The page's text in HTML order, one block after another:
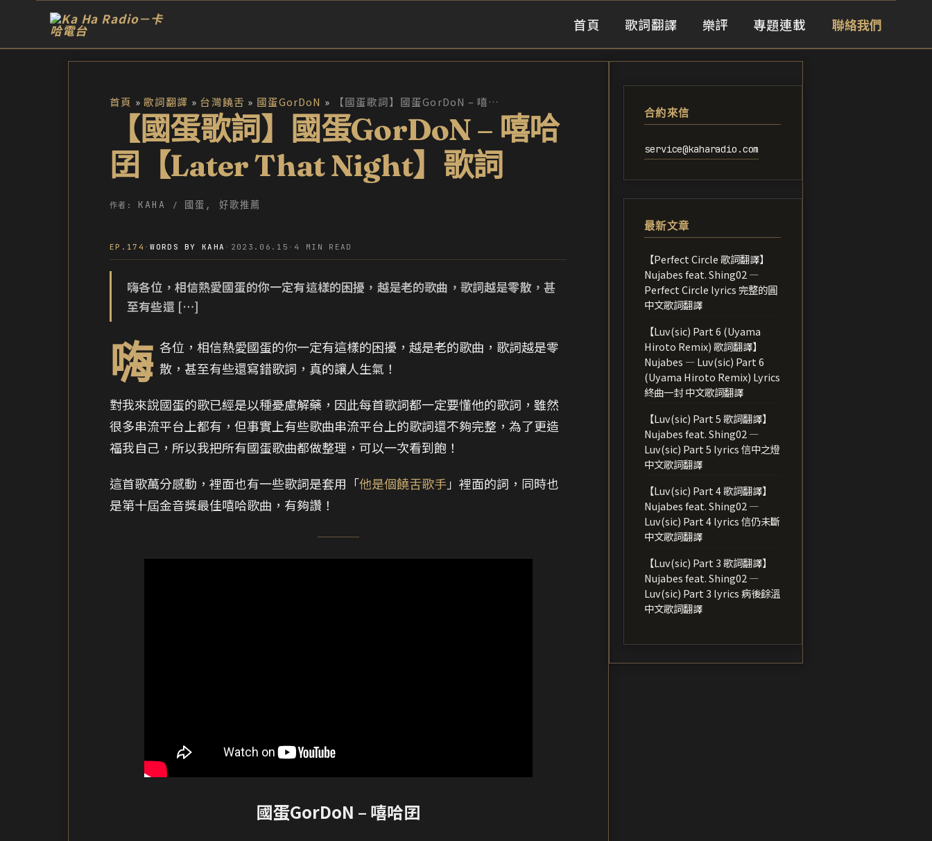
主
首頁 歌詞翻譯 樂評 專題連載 聯絡我們
首頁 歌詞翻譯 台灣饒舌 國蛋GorDoN 【國蛋歌詞】國蛋GorDoN – 嘻哈囝【Later That Night】歌詞
【國蛋歌詞】國蛋GorDoN – 嘻哈
囝【Later That Night】歌詞
作者: KAHA / 國蛋 , 好歌推薦
EP.174 ·WORDS BY KAHA · 2023.06.15 · 4 MIN READ
嗨各位，相信熱愛國蛋的你一定有這樣的困擾，越是老的歌曲，歌詞越是零散，甚
至有些還 […]
嗨 各位，相信熱愛國蛋的你一定有這樣的困擾，越是老的歌曲，歌詞越是零
散，甚至有些還寫錯歌詞，真的讓人生氣！
對我來說國蛋的歌已經是以種憂慮解藥，因此每首歌詞都一定要懂他的歌詞，雖然
很多串流平台上都有，但事實上有些歌曲串流平台上的歌詞還不夠完整，為了更造
福我自己，所以我把所有國蛋歌曲都做整理，可以一次看到飽！
這首歌萬分感動，裡面也有一些歌詞是套用「他是個饒舌歌手」裡面的詞，同時也
是第十屆金音獎最佳嘻哈歌曲，有夠讚！
國蛋GorDoN – 嘻哈囝
合約來信
service@kaharadio.com
最新文章
【Perfect Circle 歌詞翻譯】
Nujabes feat. Shing02 —
Perfect Circle lyrics 完整的圓
中文歌詞翻譯
【Luv(sic) Part 6 (Uyama
Hiroto Remix) 歌詞翻譯】
Nujabes — Luv(sic) Part 6
(Uyama Hiroto Remix) Lyrics
終曲一封 中文歌詞翻譯
【Luv(sic) Part 5 歌詞翻譯】
Nujabes feat. Shing02 —
Luv(sic) Part 5 lyrics 信中之燈
中文歌詞翻譯
【Luv(sic) Part 4 歌詞翻譯】
Nujabes feat. Shing02 —
Luv(sic) Part 4 lyrics 信仍未斷
中文歌詞翻譯
【Luv(sic) Part 3 歌詞翻譯】
Nujabes feat. Shing02 —
Luv(sic) Part 3 lyrics 病後餘溫
中文歌詞翻譯